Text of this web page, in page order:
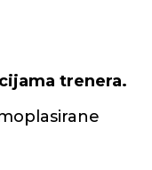
trenera.